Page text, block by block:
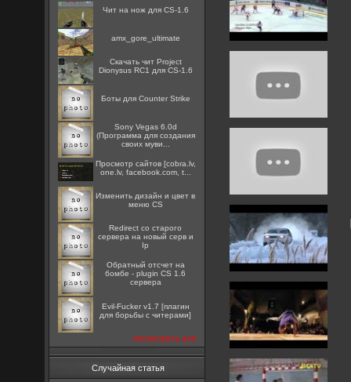
Чит на нож для CS-1.6
amx_gore_ultimate
Скачать чит Project
Dionysus RC1 для CS-1.6
Боты для Counter Strike
Sony Vegas 6.0d
(Программа для создания
своих муви...
Просмотр сайтов [cobra.lv,
one.lv, facebook.com, t...
Изменить дизайн и цвет в
меню CS
Redirect со старого
сервера на новый серв и
Ip
Обратный отсчет на
бомбе - plugin CS 1.6
сервера
Evil-Fucker v1.7 [плагин
для борьбы с читерами]
посмотреть все
Случайная статья